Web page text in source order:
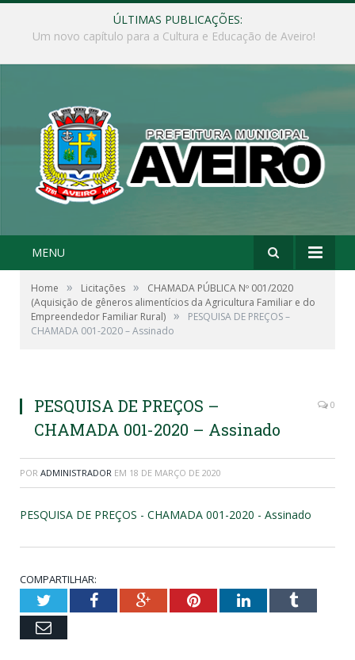
ÚLTIMAS PUBLICAÇÕES:
Governo Municipal busca implantar asfalto em Fordlândia!
MENU
Home » Licitações »
CHAMADA PÚBLICA Nº 001/2020
(Aquisição de gêneros alimentícios da Agricultura Familiar e do
Empreendedor Familiar Rural) »
PESQUISA DE PREÇOS –
CHAMADA 001-2020 – Assinado
PESQUISA DE PREÇOS –
CHAMADA 001-2020 – Assinado
0
POR ADMINISTRADOR EM 18 DE MARÇO DE 2020
PESQUISA DE PREÇOS - CHAMADA 001-2020 - Assinado
COMPARTILHAR:
TwitterFacebookGoogle+PinterestLinkedInTumblr
Email